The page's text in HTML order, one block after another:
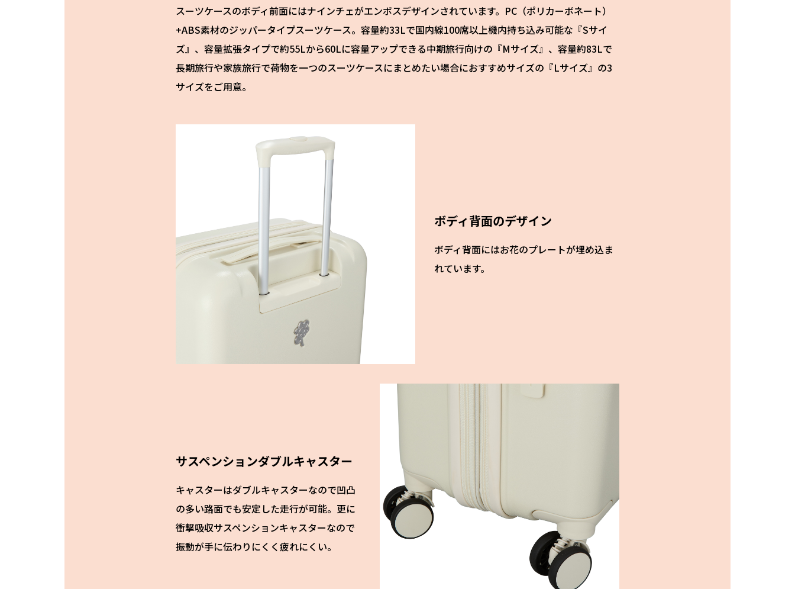
スーツケースのボディ前面にはナインチェがエンボスデザインされています。PC（ポリカーボネート）
+ABS素材のジッパータイプスーツケース。容量約33Lで国内線100席以上機内持ち込み可能な『Sサイ
ズ』、容量拡張タイプで約55Lから60Lに容量アップできる中期旅行向けの『Mサイズ』、容量約83Lで
長期旅行や家族旅行で荷物を一つのスーツケースにまとめたい場合におすすめサイズの『Lサイズ』の3
サイズをご用意。
ボディ背面のデザイン
ボディ背面にはお花のプレートが埋め込ま
れています。
サスペンションダブルキャスター
キャスターはダブルキャスターなので凹凸
の多い路面でも安定した走行が可能。更に
衝撃吸収サスペンションキャスターなので
振動が手に伝わりにくく疲れにくい。